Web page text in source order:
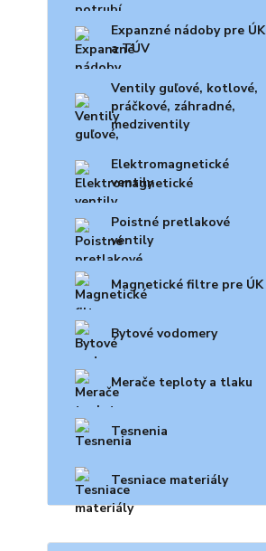
Expanzné nádoby pre ÚK
a TÚV
Ventily guľové, kotlové,
práčkové, záhradné,
medziventily
Elektromagnetické
ventily
Poistné pretlakové
ventily
Magnetické filtre pre ÚK
Bytové vodomery
Merače teploty a tlaku
Tesnenia
Tesniace materiály